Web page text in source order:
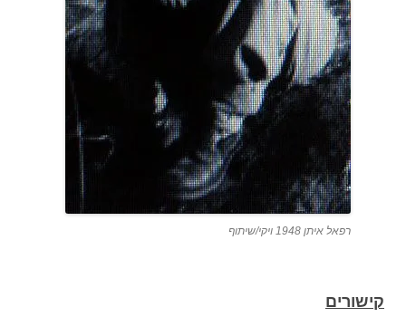
רפאל איתן 1948 ויקי/שיתוף
קישורים